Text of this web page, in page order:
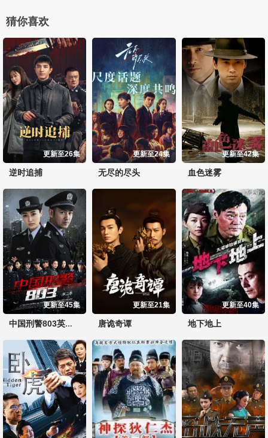
猜你喜欢
更新至26集
逆时追捕
更新至24集
无尽的尽头
更新至42集
血色迷雾
更新至45集
中国刑警803英雄本色
更新至21集
唐诡奇谭
更新至40集
地下地上